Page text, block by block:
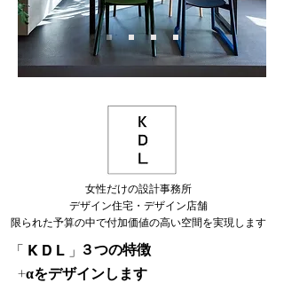
女性だけの設計事務所
デザイン住宅・デザイン店舗
​限られた予算の中で付加価値の高い空間を実現します
「 K D L 」 ３つの特徴
+αをデザインします